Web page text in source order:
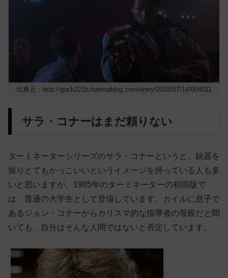
出典元：http://gock221b.hatenablog.com/entry/2018/07/14/004011
サラ・コナーはまだ頼りない
ターミネーターシリーズのサラ・コナーというと、銃器を
操りとてもかっこいいというイメージを持っている人も多
いと思いますが、1985年のターミネーターの初回版で
は、普通の大学生として登場しています。カイルに息子で
あるジョン・コナーからカリスマ的な指導者の母親だと聞
いても、自分はそんな人間ではないと否定しています。